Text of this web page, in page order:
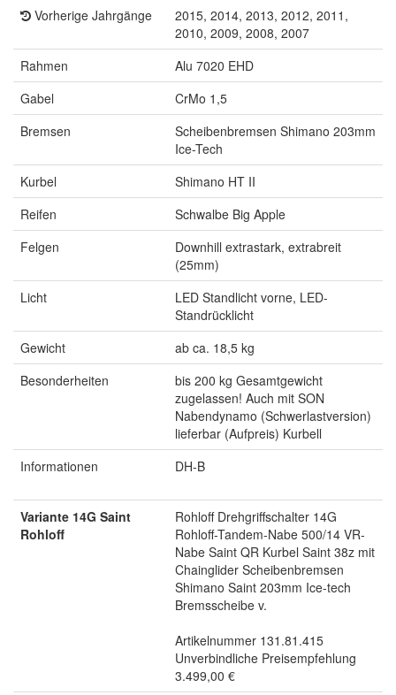
Vorherige Jahrgänge
2015, 2014, 2013, 2012, 2011,
2010, 2009, 2008, 2007
Rahmen
Alu 7020 EHD
Gabel
CrMo 1,5
Bremsen
Scheibenbremsen Shimano 203mm
Ice-Tech
Kurbel
Shimano HT II
Reifen
Schwalbe Big Apple
Felgen
Downhill extrastark, extrabreit
(25mm)
Licht
LED Standlicht vorne, LED-
Standrücklicht
Gewicht
ab ca. 18,5 kg
Besonderheiten
bis 200 kg Gesamtgewicht
zugelassen! Auch mit SON
Nabendynamo (Schwerlastversion)
lieferbar (Aufpreis) Kurbell
Informationen
DH-B
Variante 14G Saint
Rohloff
Rohloff Drehgriffschalter 14G
Rohloff-Tandem-Nabe 500/14 VR-
Nabe Saint QR Kurbel Saint 38z mit
Chainglider Scheibenbremsen
Shimano Saint 203mm Ice-tech
Bremsscheibe v.
Artikelnummer 131.81.415
Unverbindliche Preisempfehlung
3.499,00 €